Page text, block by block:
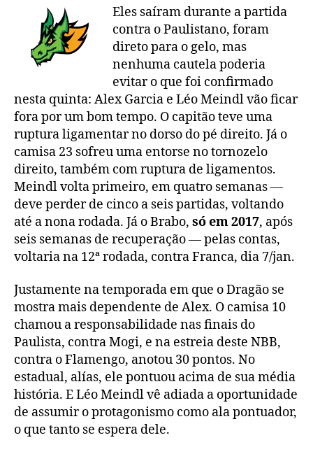
Eles saíram durante a partida
contra o Paulistano, foram
direto para o gelo, mas
nenhuma cautela poderia
evitar o que foi confirmado
nesta quinta: Alex Garcia e Léo Meindl vão ficar
fora por um bom tempo. O capitão teve uma
ruptura ligamentar no dorso do pé direito. Já o
camisa 23 sofreu uma entorse no tornozelo
direito, também com ruptura de ligamentos.
Meindl volta primeiro, em quatro semanas —
deve perder de cinco a seis partidas, voltando
até a nona rodada. Já o Brabo, só em 2017, após
seis semanas de recuperação — pelas contas,
voltaria na 12ª rodada, contra Franca, dia 7/jan.
Justamente na temporada em que o Dragão se
mostra mais dependente de Alex. O camisa 10
chamou a responsabilidade nas finais do
Paulista, contra Mogi, e na estreia deste NBB,
contra o Flamengo, anotou 30 pontos. No
estadual, alías, ele pontuou acima de sua média
história. E Léo Meindl vê adiada a oportunidade
de assumir o protagonismo como ala pontuador,
o que tanto se espera dele.